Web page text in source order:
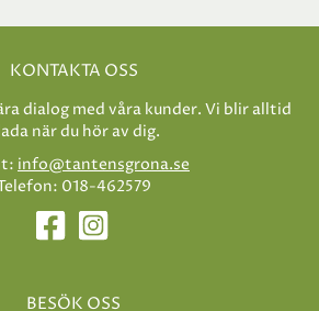
KONTAKTA OSS
dialog med våra kunder. Vi blir alltid
när du hör av dig.
info@tantensgrona.se
018-462579
BESÖK OSS